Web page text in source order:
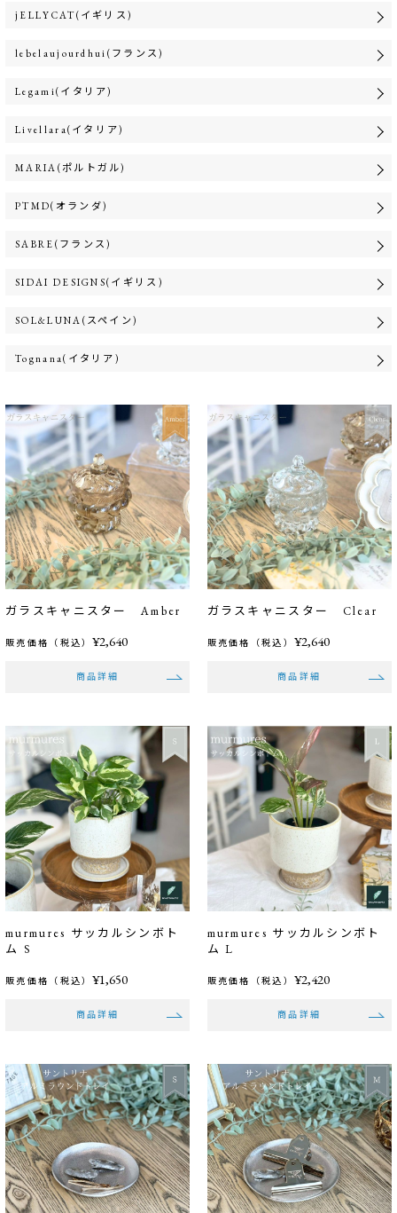
jELLYCAT(イギリス)
lebelaujourdhui(フランス)
Legami(イタリア)
Livellara(イタリア)
MARIA(ポルトガル)
PTMD(オランダ)
SABRE(フランス)
SIDAI DESIGNS(イギリス)
SOL&LUNA(スペイン)
Tognana(イタリア)
ガラスキャニスター Amber
販売価格（税込） ¥2,640
商品詳細
ガラスキャニスター Clear
販売価格（税込） ¥2,640
商品詳細
murmures サッカルシンボト
ム S
販売価格（税込）¥1,650
商品詳細
murmures サッカルシンボト
ム L
販売価格（税込） ¥2,420
商品詳細